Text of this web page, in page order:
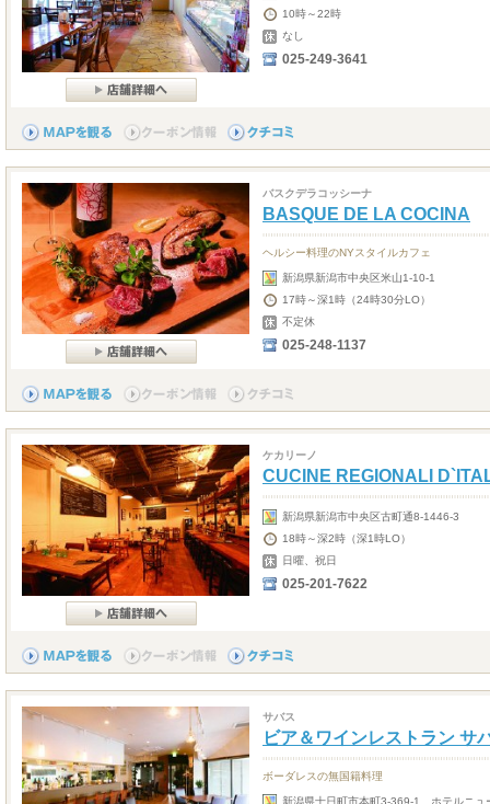
10時～22時
なし
025-249-3641
バスクデラコッシーナ
BASQUE DE LA COCINA
ヘルシー料理のNYスタイルカフェ
新潟県新潟市中央区米山1-10-1
17時～深1時（24時30分LO）
不定休
025-248-1137
ケカリーノ
CUCINE REGIONALI
新潟県新潟市中央区古町通8-1446-3
18時～深2時（深1時LO）
日曜、祝日
025-201-7622
サバス
ビア＆ワインレストラン サ
ボーダレスの無国籍料理
新潟県十日町市本町3-369-1 ホテルニュ